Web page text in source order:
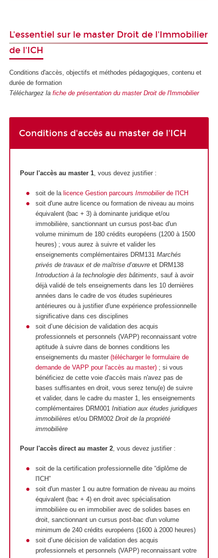
L'essentiel sur le master Droit de l'Immobilier
de l'ICH
Conditions d'accès, objectifs et méthodes pédagogiques, contenu et
durée de formation
Téléchargez la fiche de présentation du master Droit de l'Immobilier
Conditions d'accès au master de l'ICH
Pour l'accès au master 1, vous devez justifier :
soit de la licence Gestion parcours Immobilierde l'ICH
soit d'une autre licence ou formation de niveau au moins
équivalent (bac + 3) à dominante juridique et/ou
immobilière, sanctionnant un cursus post-bac d'un
volume minimum de 180 crédits européens (1200 à 1500
heures) ; vous aurez à suivre et valider les
enseignements complémentaires DRM131 Marchés
privés de travaux et de maîtrise d’œuvre et DRM138
Introduction à la technologie des bâtiments , sauf à avoir
déjà validé de tels enseignements dans les 10 dernières
années dans le cadre de vos études supérieures
antérieures ou à justifier d'une expérience professionnelle
significative dans ces disciplines
soit d’une décision de validation des acquis
professionnels et personnels (VAPP) reconnaissant votre
aptitude à suivre dans de bonnes conditions les
enseignements du master (télécharger le formulaire de
demande de VAPP pour l'accès au master) ; si vous
bénéficiez de cette voie d'accès mais n'avez pas de
bases suffisantes en droit, vous serez tenu(e) de suivre
et valider, dans le cadre du master 1, les enseignements
complémentaires DRM001 Initiation aux études juridiques
immobilières et/ou DRM002 Droit de la propriété
immobilière
Pour l'accès direct au master 2, vous devez justifier :
soit de la certification professionnelle dite “diplôme de
l'ICH”
soit d'un master 1 ou autre formation de niveau au moins
équivalent (bac + 4) en droit avec spécialisation
immobilière ou en immobilier avec de solides bases en
droit, sanctionnant un cursus post-bac d'un volume
minimum de 240 crédits européens (1600 à 2000 heures)
soit d’une décision de validation des acquis
professionnels et personnels (VAPP) reconnaissant votre